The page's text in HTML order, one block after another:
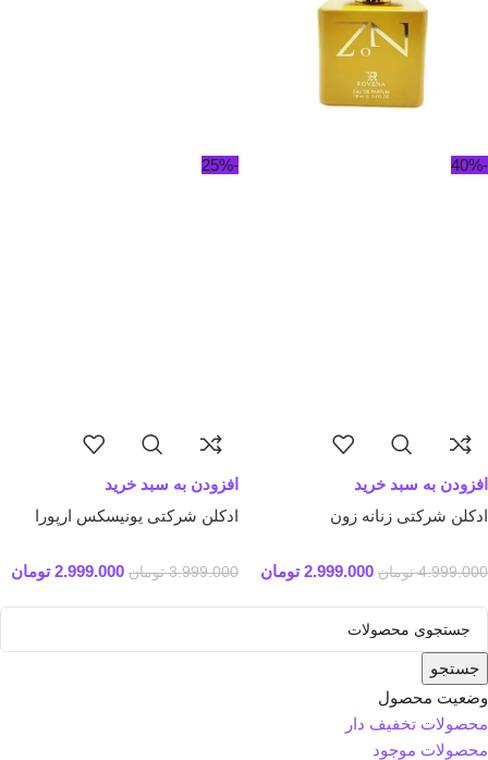
-40%
افزودن به سبد خرید
ادکلن شرکتی زنانه زون
4.999.000 تومان 2.999.000 تومان
-25%
افزودن به سبد خرید
ادکلن شرکتی یونیسکس ارپورا
3.999.000 تومان 2.999.000 تومان
جستجو
وضعیت محصول
محصولات تخفیف دار
محصولات موجود